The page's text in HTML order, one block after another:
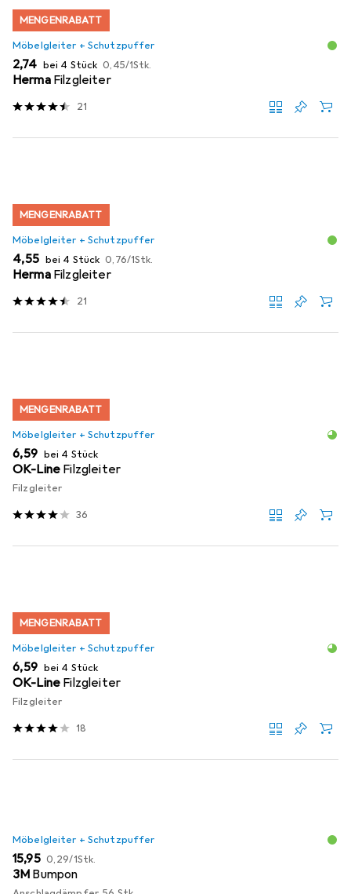
MENGENRABATT
Möbelgleiter + Schutzpuffer
EUR
2,74 bei 4 Stück EUR
0,45/1Stk.
Herma Filzgleiter
21
MENGENRABATT
Möbelgleiter + Schutzpuffer
EUR
4,55 bei 4 Stück EUR
0,76/1Stk.
Herma Filzgleiter
21
MENGENRABATT
Möbelgleiter + Schutzpuffer
EUR
6,59 bei 4 Stück
OK-Line Filzgleiter
Filzgleiter
36
MENGENRABATT
Möbelgleiter + Schutzpuffer
EUR
6,59 bei 4 Stück
OK-Line Filzgleiter
Filzgleiter
18
Möbelgleiter + Schutzpuffer
EUR
15,95 EUR
0,29/1Stk.
3M Bumpon